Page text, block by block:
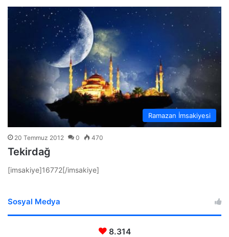
Ramazan İmsakiyesi
20 Temmuz 2012 0 470
Tekirdağ
[imsakiye]16772[/imsakiye]
Sosyal Medya
8.314